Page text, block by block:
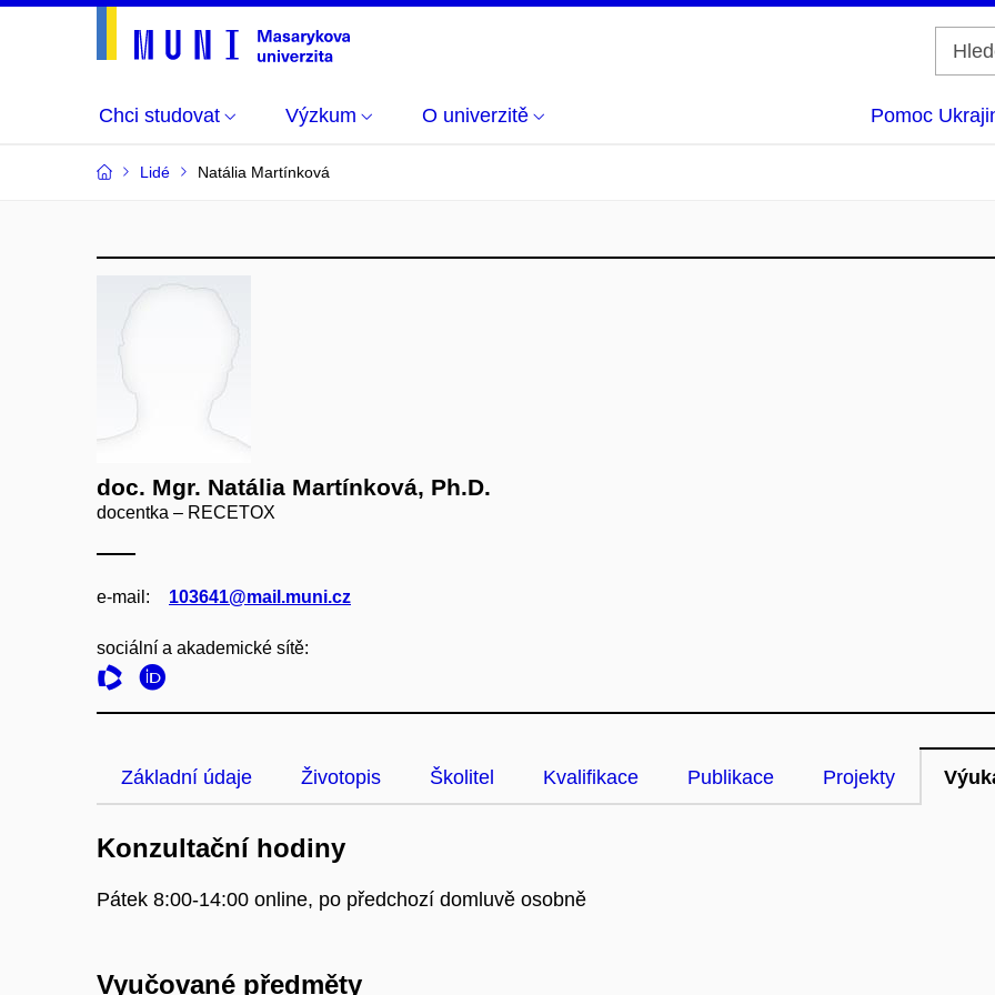
Chci studovat Výzkum O univerzitě Pomoc
Lidé Natália Martínková
doc. Mgr. Natália Martínková, Ph.D.
docentka – RECETOX
e‑mail: 103641@mail.muni.cz
sociální a akademické sítě:
Základní údaje Životopis Školitel Kvalifikace Publikace Projekty
Konzultační hodiny
Pátek 8:00-14:00 online, po předchozí domluvě osobně
Vyučované předměty